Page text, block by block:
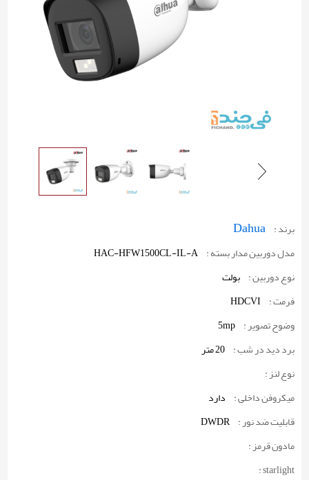
برند : Dahua
مدل دوربین مدار بسته : HAC-HFW1500CL-IL-A
نوع دوربین : بولت
فرمت : HDCVI
وضوح تصویر : 5mp
برد دید در شب : 20 متر
نوع لنز :
میکروفن داخلی : دارد
قابلیت ضد نور : DWDR
مادون قرمز :
starlight :